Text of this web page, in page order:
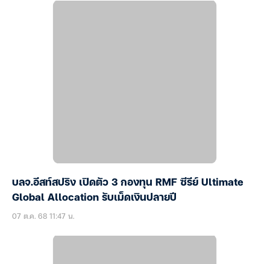
บลจ.อีสท์สปริง เปิดตัว 3 กองทุน RMF ซีรีย์ Ultimate
Global Allocation รับเม็ดเงินปลายปี
07 ต.ค. 68 11:47 น.